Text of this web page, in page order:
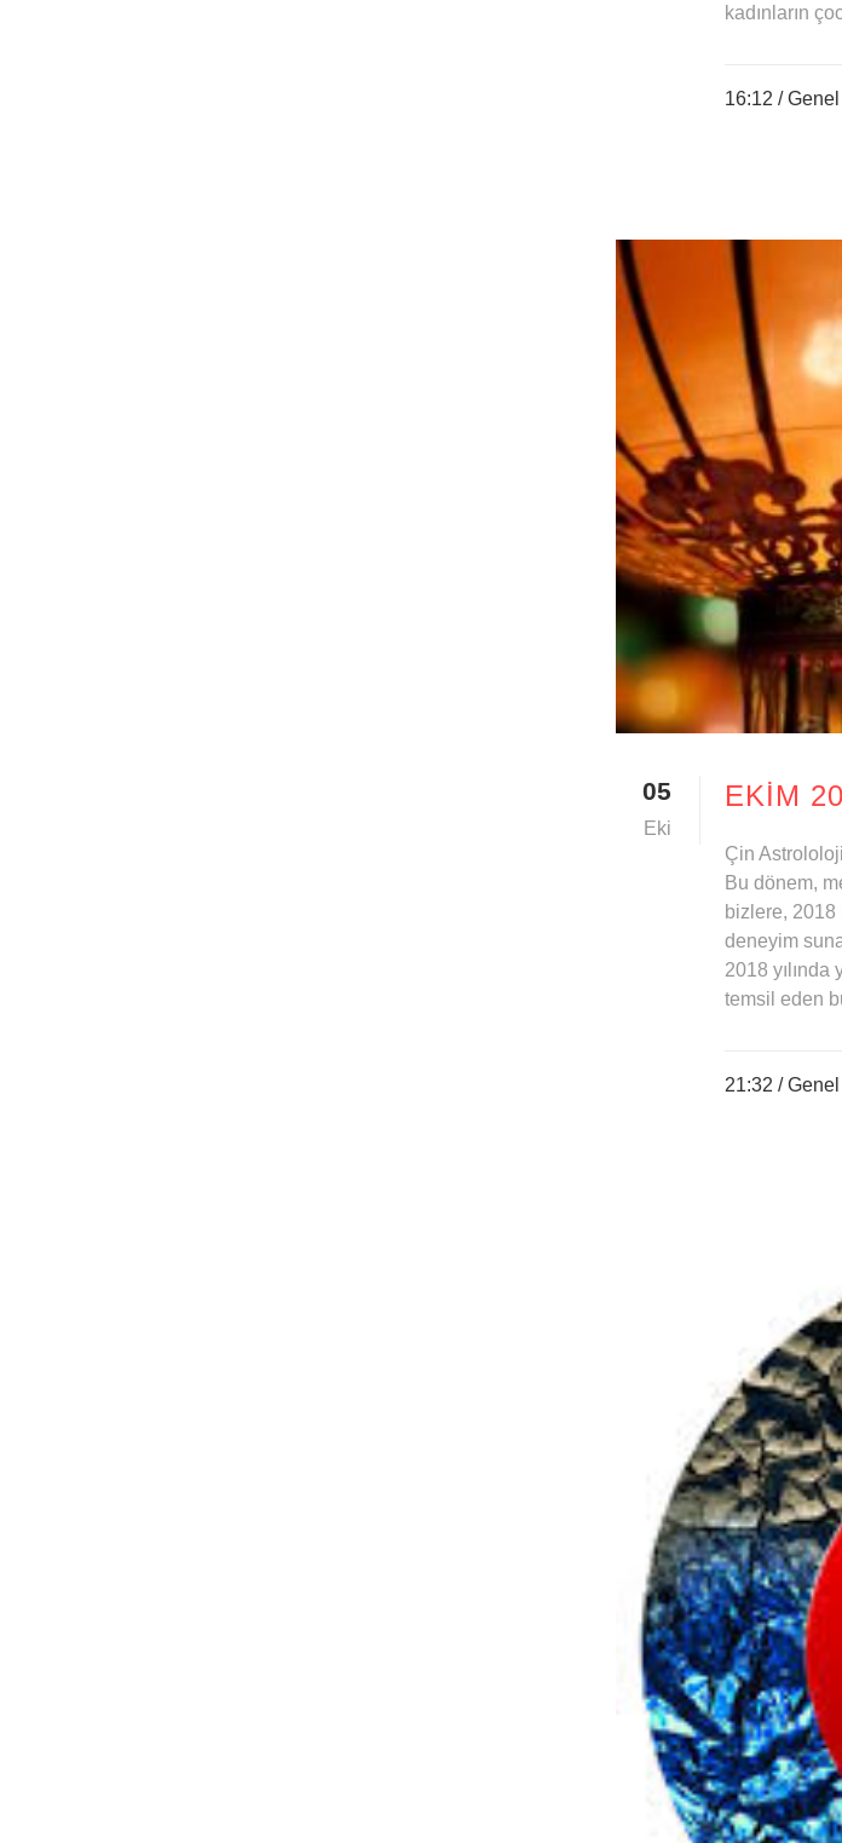
kadınların
16:12 /Genel
05
Eki
EKİM
Çin
Bu dönem,
bizlere, 2018
deneyim
2018
temsil eden
21:32 /Genel